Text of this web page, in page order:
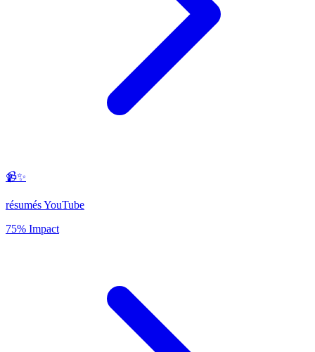
📹✨
résumés YouTube
75% Impact